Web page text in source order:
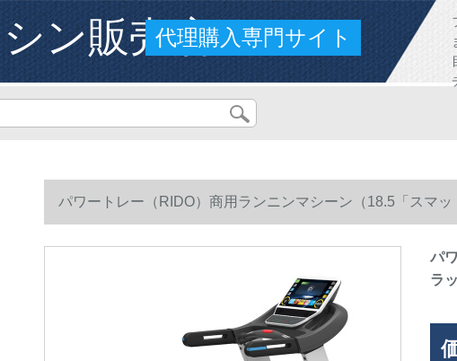
ン販売店代理購入専門サイト
パワートレー（RIDO）商用ランニンマシーン（18.5「スマ
パ
ラ